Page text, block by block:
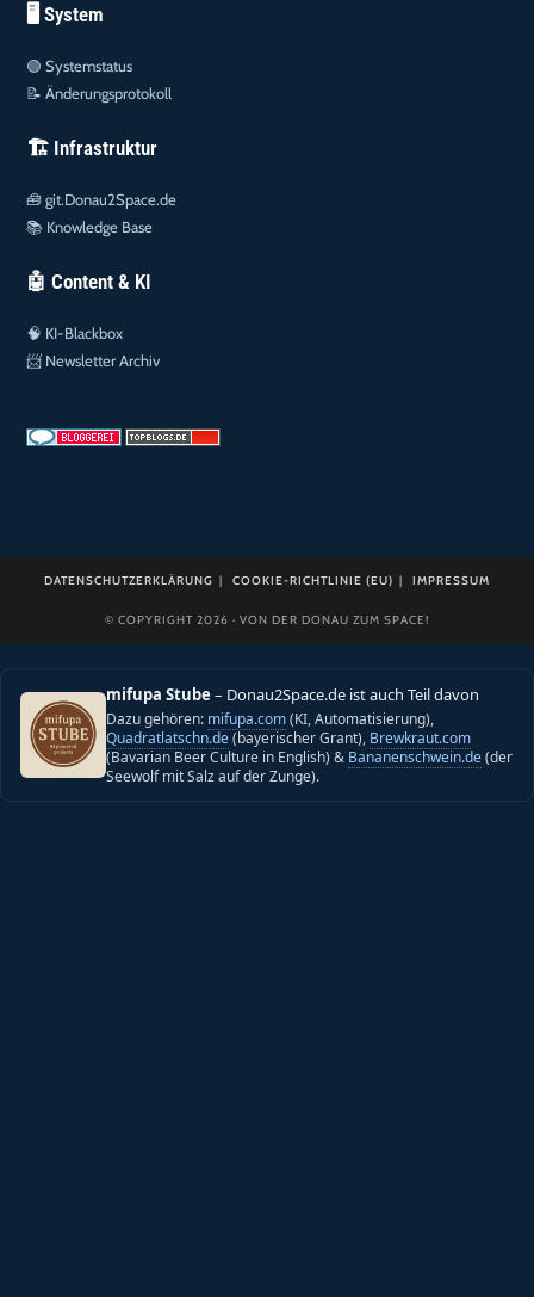
🖥️ System
🟢Systemstatus
📝Änderungsprotokoll
🏗️ Infrastruktur
🧰git.Donau2Space.de
📚 Knowledge Base
🤖 Content & KI
🧠 KI-Blackbox
📨 Newsletter Archiv
DATENSCHUTZERKLÄRUNG COOKIE-RICHTLINIE (EU) IMPRESSUM
© COPYRIGHT 2026 · VON DER DONAU ZUM SPACE!
mifupa Stube – Donau2Space.de ist auch Teil davon
Dazu gehören: mifupa.com(KI, Automatisierung),
Quadratlatschn.de(bayerischer Grant), Brewkraut.com
(Bavarian Beer Culture in English) & Bananenschwein.de(der
Seewolf mit Salz auf der Zunge).